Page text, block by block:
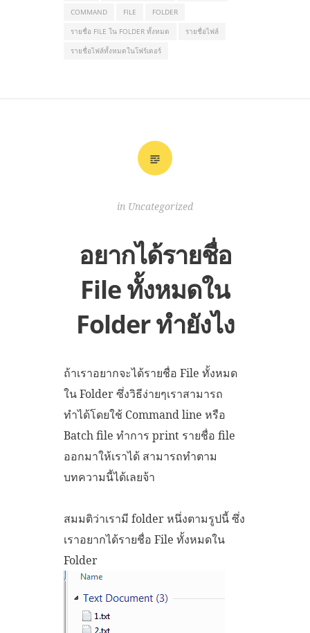
COMMAND FILE
FOLDER
รายชื่อ FILE ใน FOLDER ทั้งหมด
รายชื่อไฟล์
รายชื่อไฟล์ทั้งหมดในโฟร์เดอร์
in Uncategorized
อยากได้รายชื่อ
File ทั้งหมดใน
Folder ทำยังไง
ถ้าเราอยากจะได้รายชื่อ File ทั้งหมด
ใน Folder ซึ่งวิธีง่ายๆเราสามารถ
ทำได้โดยใช้ Command line หรือ
Batch file ทำการ print รายชื่อ file
ออกมาให้เราได้ สามารถทำตาม
บทความนี้ได้เลยจ้า
สมมติว่าเรามี folder หนึ่งตามรูปนี้ ซึ่ง
เราอยากได้รายชื่อ File ทั้งหมดใน
Folder